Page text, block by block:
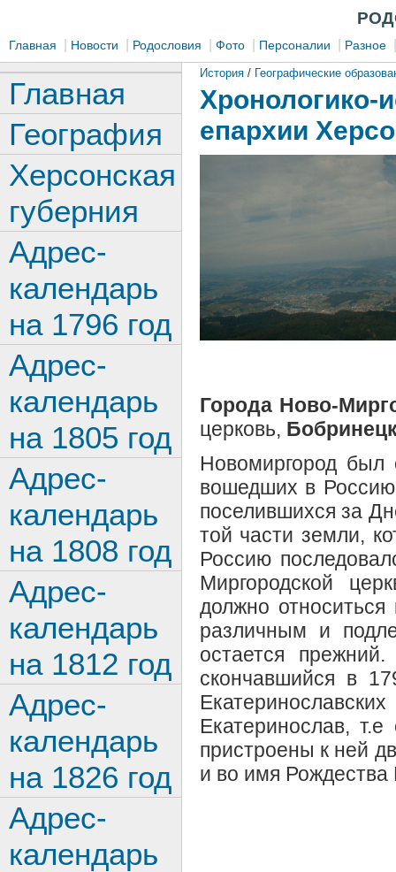
Главная Новости Родословия Фото Персоналии Разное
История/Географические
Хронологико-
епархии
Города Ново-
церковь,
Новомиргород
вошедших в
поселившихся за
той части земли,
Россию
Миргородской
должно
различным и
остается
скончавшийся в
Екатеринослав,
пристроены к ней
и во имя Рождества
Главная
География
Херсонская
губерния
Адрес-
календарь
на 1796 год
Адрес-
календарь
на 1805 год
Адрес-
календарь
на 1808 год
Адрес-
календарь
на 1812 год
Адрес-
календарь
на 1826 год
Адрес-
календарь